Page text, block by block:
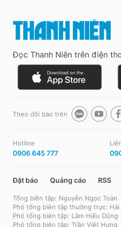
Đọc Thanh Niên trên điện
Theo dõi báo trên
Hotline
0906 645 777
Đặt báo Quảng cáo RSS
Tổng biên tập: Nguyễn Ngọc Toàn
Phó tổng biên tập thường trực: Hải
Phó tổng biên tập: Lâm Hiếu Dũng
Phó tổng biên tập: Trần Việt Hưng